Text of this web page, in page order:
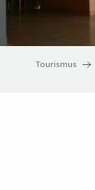
Tourismus